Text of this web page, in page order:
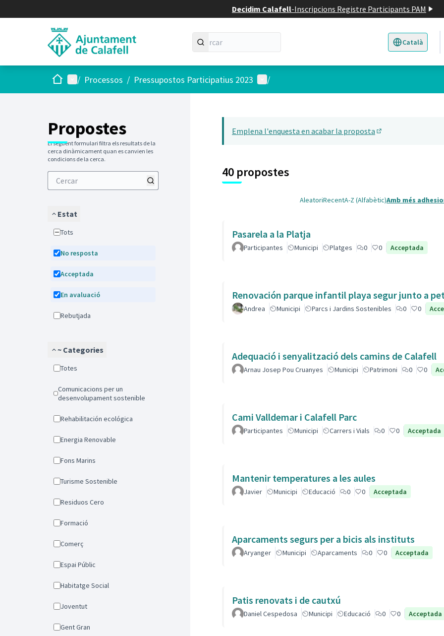
Decidim Calafell-Inscripcions Registre Participants PAM
Català
Triar la llengua
Inici Menú principal
/ Processos / Pressupostos Participatius 2023 Menú d'usuari
/
Propostes
El següent formulari filtra els resultats de la
cerca dinàmicament quan es canvien les
condicions de la cerca.
Estat
Tots
No resposta
Acceptada
En avaluació
Rebutjada
~ Categories
Totes
Comunicacions per un
desenvolupament sostenible
Rehabilitación ecológica
Energia Renovable
Fons Marins
Turisme Sostenible
Residuos Cero
Formació
Comerç
Espai Públic
Habitatge Social
Joventut
Gent Gran
Emplena l'enquesta en acabar la proposta
40 propostes
AleatoriRecentA-Z (Alfabètic)Amb més
Pasarela a la Platja
Participantes Municipi Platges 0 0 Acceptada
Renovación parque infantil playa segur junto a
Andrea Municipi Parcs i Jardins Sostenibles 0 0
Adequació i senyalització dels camins de Calafell
Arnau Josep Pou Cruanyes Municipi Patrimoni 0 0
Cami Valldemar i Calafell Parc
Participantes Municipi Carrers i Vials 0 0 Acceptada
Mantenir temperatures a les aules
Javier Municipi Educació 0 0 Acceptada
Aparcaments segurs per a bicis als instituts
Aryanger Municipi Aparcaments 0 0 Acceptada
Patis renovats i de cautxú
Daniel Cespedosa Municipi Educació 0 0 Acceptada